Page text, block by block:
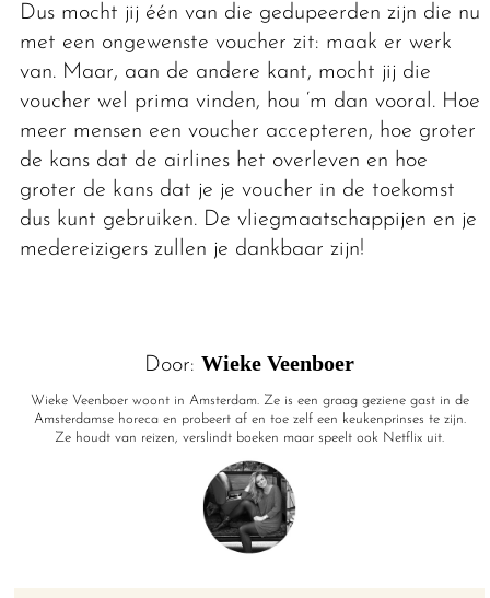
Dus mocht jij één van die gedupeerden zijn die nu
met een ongewenste voucher zit: maak er werk
van. Maar, aan de andere kant, mocht jij die
voucher wel prima vinden, hou ‘m dan vooral. Hoe
meer mensen een voucher accepteren, hoe groter
de kans dat de airlines het overleven en hoe
groter de kans dat je je voucher in de toekomst
dus kunt gebruiken. De vliegmaatschappijen en je
medereizigers zullen je dankbaar zijn!
Door:Wieke Veenboer
Wieke Veenboer woont in Amsterdam. Ze is een graag geziene gast in de
Amsterdamse horeca en probeert af en toe zelf een keukenprinses te zijn.
Ze houdt van reizen, verslindt boeken maar speelt ook Netflix uit.